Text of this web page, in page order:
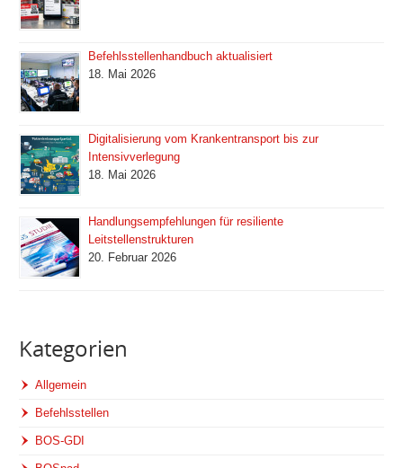
Befehlsstellenhandbuch aktualisiert
18. Mai 2026
Digitalisierung vom Krankentransport bis zur
Intensivverlegung
18. Mai 2026
Handlungsempfehlungen für resiliente
Leitstellenstrukturen
20. Februar 2026
Kategorien
Allgemein
Befehlsstellen
BOS-GDI